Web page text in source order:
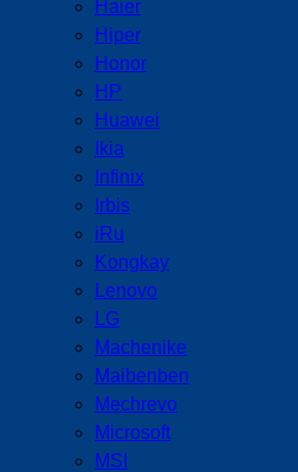
Haier
Hiper
Honor
HP
Huawei
Ikia
Infinix
Irbis
iRu
Kongkay
Lenovo
LG
Machenike
Maibenben
Mechrevo
Microsoft
MSI